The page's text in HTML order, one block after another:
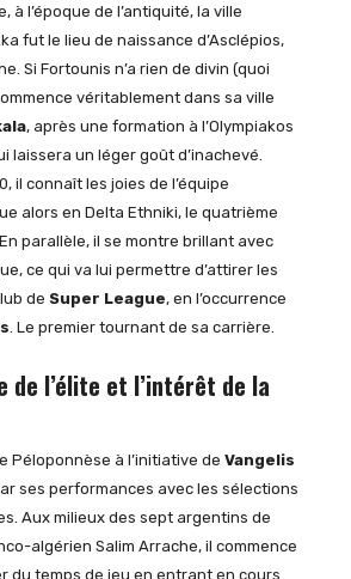
à l’époque de l’antiquité, la ville
fut le lieu de naissance d’Asclépios,
Si Fortounis n’a rien de divin (quoi
véritablement dans sa ville
, après une formation à l’Olympiakos
laissera un léger goût d’inachevé.
il connaît les joies de l’équipe
alors en Delta Ethniki, le quatrième
parallèle, il se montre brillant avec
ce qui va lui permettre d’attirer les
de Super League, en l’occurrence
. Le premier tournant de sa carrière.
de l’élite et l’intérêt de la
Péloponnèse à l’initiative de Vangelis
ses performances avec les sélections
Aux milieux des sept argentins de
algérien Salim Arrache, il commence
du temps de jeu en entrant en cours